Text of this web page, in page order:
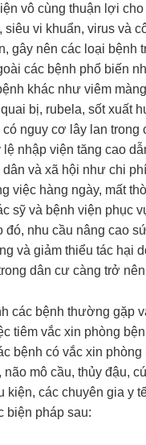
vô cùng thuận lợi
siêu vi khuẩn, virus và
gây nên các loại bệnh
các bệnh phổ biến
khác như viêm
bị, rubela, sốt xuất
nguy cơ lây lan trong
lệ nhập viện tăng cao
và xã hội như chi
việc hàng ngày, mất
sỹ và bệnh viện phục
đó, nhu cầu nâng cao
và giảm thiểu tác hại
dân cư càng trở
các bệnh thường gặp
tiêm vắc xin phòng
bệnh có vắc xin
não mô cầu, thủy đậu,
kiện, các chuyên gia y
biện pháp sau: